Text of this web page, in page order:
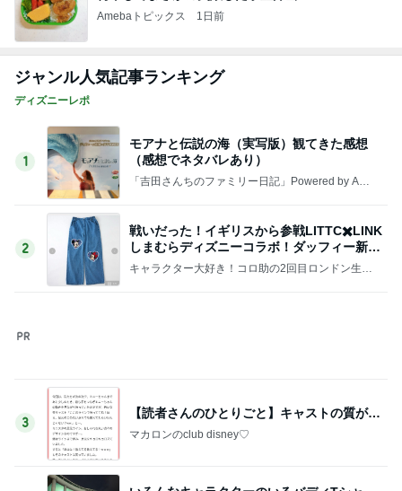
ディズニーレポ
1
モアナと伝説の海（実写版）観てきた感想
（感想でネタバレあり）
2
戦いだった！イギリスから参戦LITTC✖️LINK
しまむらディズニーコラボ！ダッフィー新商
品の話
キャラクター大好き！コロ助の2回目ロンドン生活
3
4
いろんなキャラクターのいるバディTシャ
ツ、おすすめです！
「吉田さんちのファミリー日記」Powered by Ame